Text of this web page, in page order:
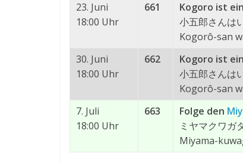
23. Juni
18:00 Uhr
661
Kogoro ist
小五郎さんは
Kogorô-san
30. Juni
18:00 Uhr
662
Kogoro ist
小五郎さんは
Kogorô-san
7. Juli
18:00 Uhr
663 Folge den
ミヤマクワガ
Miyama-